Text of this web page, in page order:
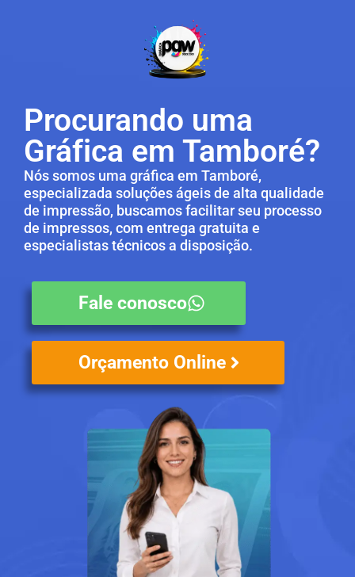
Procurando uma
Gráfica em Tamboré?
Nós somos uma gráfica em Tamboré,
especializada soluções ágeis de alta qualidade
de impressão, buscamos facilitar seu processo
de impressos, com entrega gratuita e
especialistas técnicos a disposição.
Fale conosco
Orçamento Online